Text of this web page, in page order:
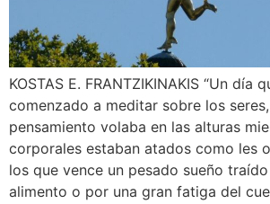
KOSTAS E. FRANTZIKINAKIS “Un día
comenzado a meditar sobre los
pensamiento volaba en las alturas
corporales estaban atados como les
los que vence un pesado sueño
alimento o por una gran fatiga del